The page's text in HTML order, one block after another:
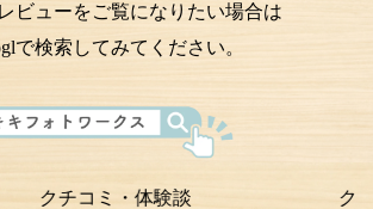
ビューをご覧になりたい場合は
で検索してみてください。
コミ・体験談 クチコミ・